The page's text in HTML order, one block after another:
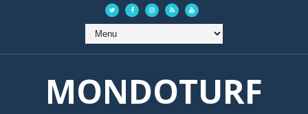
MONDOTURF